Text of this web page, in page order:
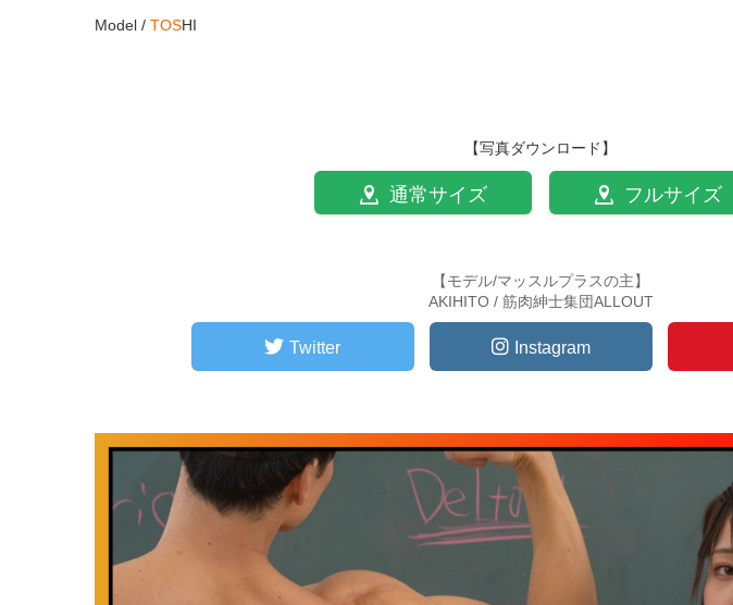
Model / TOSHI
【写真ダウンロード】
通常サイズ フルサイズ
【モデル/マッスルプラスの主】
AKIHITO / 筋肉紳士集団ALLOUT
Twitter Instagram